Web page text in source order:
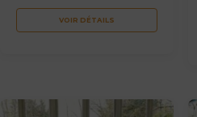
VOIR DÉTAILS